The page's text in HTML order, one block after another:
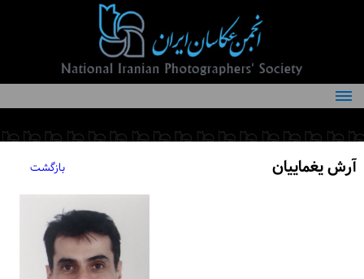
درباره انجمن
کمیته‌های انجمن
آرش یغماییان بازگشت